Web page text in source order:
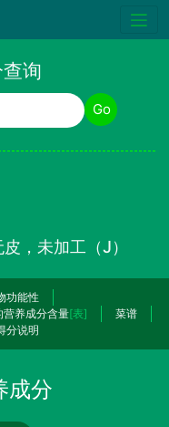
询
Go
，未加工（J）
功能性
养成分含量[表]
菜谱
分说明
成分